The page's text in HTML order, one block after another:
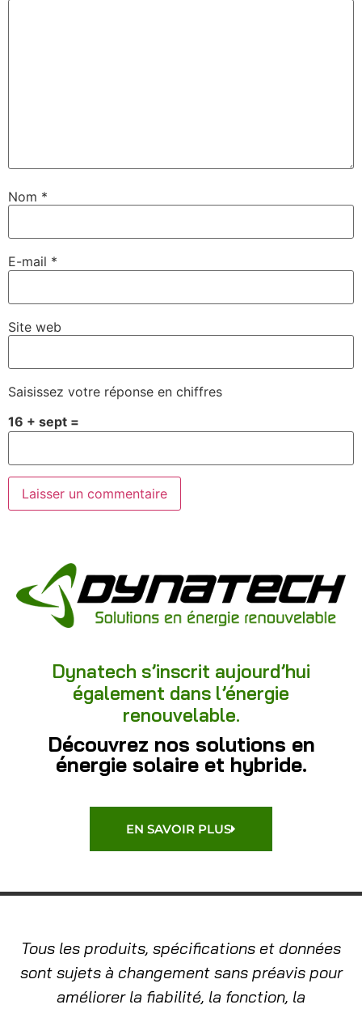
Nom *
E-mail *
Site web
Saisissez votre réponse en chiffres
16 + sept =
Dynatech s’inscrit aujourd’hui
également dans l’énergie
renouvelable.
Découvrez nos solutions en
énergie solaire et hybride.
EN SAVOIR PLUS
Tous les produits, spécifications et données
sont sujets à changement sans préavis pour
améliorer la fiabilité, la fonction, la